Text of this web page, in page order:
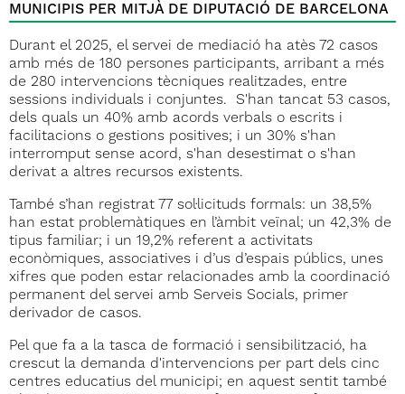
MUNICIPIS PER MITJÀ DE DIPUTACIÓ DE BARCELONA
Durant el 2025, el servei de mediació ha atès 72 casos
amb més de 180 persones participants, arribant a més
de 280 intervencions tècniques realitzades, entre
sessions individuals i conjuntes. S'han tancat 53 casos,
dels quals un 40% amb acords verbals o escrits i
facilitacions o gestions positives; i un 30% s'han
interromput sense acord, s'han desestimat o s'han
derivat a altres recursos existents.
També s’han registrat 77 sol·licituds formals: un 38,5%
han estat problemàtiques en l’àmbit veïnal; un 42,3% de
tipus familiar; i un 19,2% referent a activitats
econòmiques, associatives i d’us d’espais públics, unes
xifres que poden estar relacionades amb la coordinació
permanent del servei amb Serveis Socials, primer
derivador de casos.
Pel que fa a la tasca de formació i sensibilització, ha
crescut la demanda d'intervencions per part dels cinc
centres educatius del municipi; en aquest sentit també